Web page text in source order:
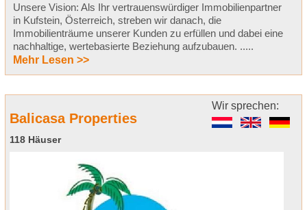
Unsere Vision: Als Ihr vertrauenswürdiger Immobilienpartner
in Kufstein, Österreich, streben wir danach, die
Immobilienträume unserer Kunden zu erfüllen und dabei eine
nachhaltige, wertebasierte Beziehung aufzubauen. .....
Mehr Lesen >>
Wir sprechen:
Balicasa Properties
118 Häuser